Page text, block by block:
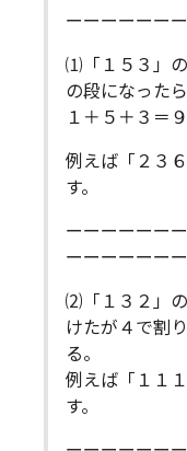
ーーーーーー
⑴「１５３」
の段になった
１＋５＋３＝
例えば「２３
す。
ーーーーーー
ーーーーーー
⑵「１３２」
けたが４で割
る。
例えば「１１
す。